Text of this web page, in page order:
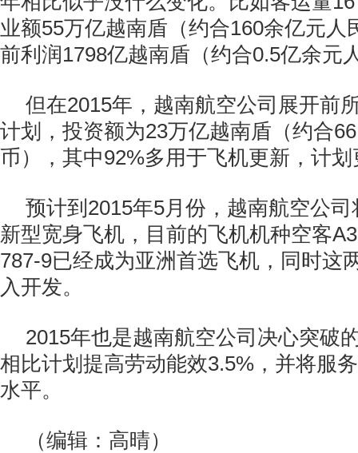
业额55万亿越南盾（约合160余亿元人
前利润1798亿越南盾（约合0.5亿余元
但在2015年，越南航空公司展开前
计划，投资额为23万亿越南盾（约合
币），其中92%多用于飞机更新，计
预计到2015年5月份，越南航空公
新型宽身飞机，目前的飞机机种空客
787-9已经成为亚洲首选飞机，同时这
入开发。
2015年也是越南航空公司决心突破
相比计划提高劳动能效3.5%，并将服
水平。
（编辑：高晴）